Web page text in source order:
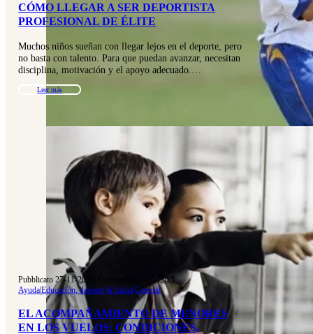
CÓMO LLEGAR A SER DEPORTISTA
PROFESIONAL DE ÉLITE
Muchos niños sueñan con llegar lejos en el deporte, pero
no basta con talento. Para que puedan avanzar, necesitan
disciplina, motivación y el apoyo adecuado.…
Leer más
Pubblicato 27-11-2015
Aggiornato 02-10-2025
Ayuda|Educación, deporte & Salud|General
EL ACOMPAÑAMIENTO DE MENORES
EN LOS VUELOS: CONDICIONES,